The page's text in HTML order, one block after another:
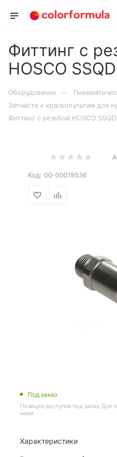
Фиттинг с
HOSCO
Оборудование —
Запчасти к краскопультам для
Фиттинг с резьбой HOSCO
Код: 00-00019536
Под заказ
Позиция доступна под заказ. Для
нами.
Характеристики